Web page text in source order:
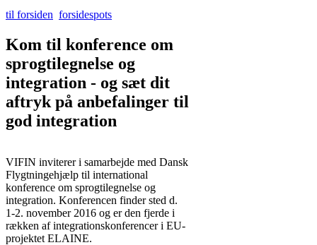
til forsiden forsidespots
Kom til konference om
sprogtilegnelse og
integration - og sæt dit
aftryk på anbefalinger til
god integration
VIFIN inviterer i samarbejde med Dansk
Flygtningehjælp til international
konference om sprogtilegnelse og
integration. Konferencen finder sted d.
1-2. november 2016 og er den fjerde i
rækken af integrationskonferencer i EU-
projektet ELAINE.